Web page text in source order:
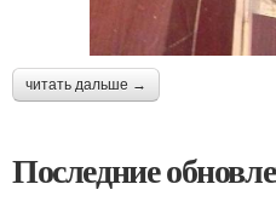
читать дальше →
Последние